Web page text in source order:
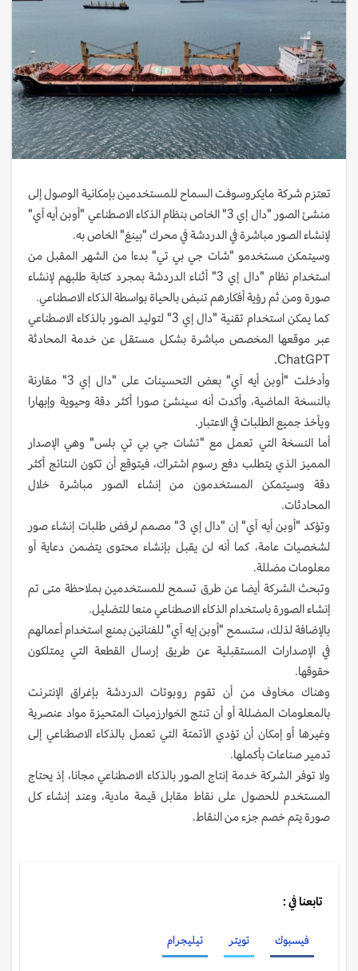
تعتزم شركة مايكروسوفت السماح للمستخدمين بإمكانية الوصول إلى
منشئ الصور "دال إي 3" الخاص بنظام الذكاء الاصطناعي "أوبن أيه آي"
لإنشاء الصور مباشرة في الدردشة في محرك "بينغ" الخاص به.
وسيتمكن مستخدمو "شات جي بي تي" بدءا من الشهر المقبل من
استخدام نظام "دال إي 3" أثناء الدردشة بمجرد كتابة طلبهم لإنشاء
صورة ومن ثم رؤية أفكارهم تنبض بالحياة بواسطة الذكاء الاصطناعي.
كما يمكن استخدام تقنية "دال إي 3" لتوليد الصور بالذكاء الاصطناعي
عبر موقعها المخصص مباشرة بشكل مستقل عن خدمة المحادثة
ChatGPT.
وأدخلت "أوبن أيه آي" بعض التحسينات على "دال إي 3" مقارنة
بالنسخة الماضية، وأكدت أنه سينشئ صورا أكثر دقة وحيوية وإبهارا
ويأخذ جميع الطلبات في الاعتبار.
أما النسخة التي تعمل مع "تشات جي بي تي بلس" وهي الإصدار
المميز الذي يتطلب دفع رسوم اشتراك، فيتوقع أن تكون النتائج أكثر
دقة وسيتمكن المستخدمون من إنشاء الصور مباشرة خلال
المحادثات.
وتؤكد "أوبن أيه آي" إن "دال إي 3" مصمم لرفض طلبات إنشاء صور
لشخصيات عامة، كما أنه لن يقبل بإنشاء محتوى يتضمن دعاية أو
معلومات مضللة.
وتبحث الشركة أيضا عن طرق تسمح للمستخدمين بملاحظة متى تم
إنشاء الصورة باستخدام الذكاء الاصطناعي منعا للتضليل.
بالإضافة لذلك، ستسمح "أوبن إيه آي" للفنانين بمنع استخدام أعمالهم
في الإصدارات المستقبلية عن طريق إرسال القطعة التي يمتلكون
حقوقها.
وهناك مخاوف من أن تقوم روبوتات الدردشة بإغراق الإنترنت
بالمعلومات المضللة أو أن تنتج الخوارزميات المتحيزة مواد عنصرية
وغيرها أو إمكان أن تؤدي الأتمتة التي تعمل بالذكاء الاصطناعي إلى
تدمير صناعات بأكملها.
ولا توفر الشركة خدمة إنتاج الصور بالذكاء الاصطناعي مجانا، إذ يحتاج
المستخدم للحصول على نقاط مقابل قيمة مادية، وعند إنشاء كل
صورة يتم خصم جزء من النقاط.
تابعنا في :
فيسبوك تويتر تيليجرام